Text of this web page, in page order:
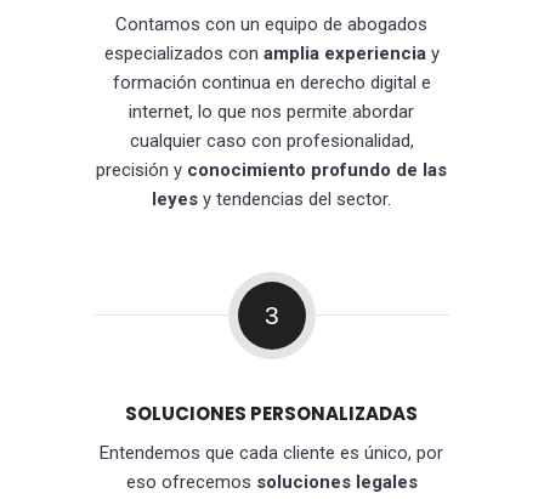
Contamos con un equipo de abogados
especializados con amplia experienciay
formación continua en derecho digital e
internet, lo que nos permite abordar
cualquier caso con profesionalidad,
precisión y conocimiento profundo de las
leyes y tendencias del sector.
3
SOLUCIONES PERSONALIZADAS
Entendemos que cada cliente es único, por
eso ofrecemos soluciones legales